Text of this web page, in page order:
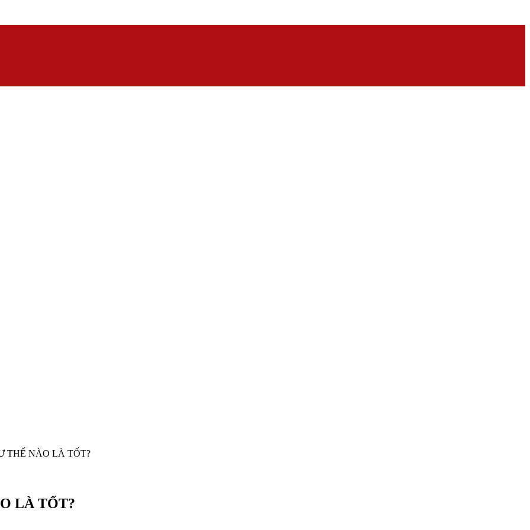
THẾ NÀO LÀ TỐT?
LÀ TỐT?